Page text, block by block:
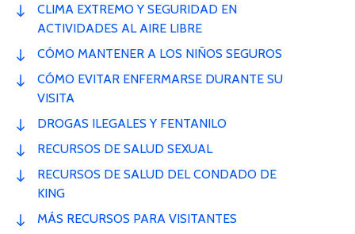
CLIMA EXTREMO Y SEGURIDAD EN
ACTIVIDADES AL AIRE LIBRE
CÓMO MANTENER A LOS NIÑOS SEGUROS
CÓMO EVITAR ENFERMARSE DURANTE SU
VISITA
DROGAS ILEGALES Y FENTANILO
RECURSOS DE SALUD SEXUAL
RECURSOS DE SALUD DEL CONDADO DE
KING
MÁS RECURSOS PARA VISITANTES